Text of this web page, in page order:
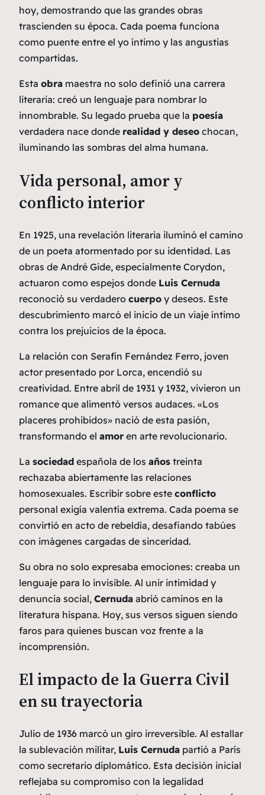
hoy, demostrando que las grandes obras
trascienden su época. Cada poema funciona
como puente entre el yo íntimo y las angustias
compartidas.
Esta obra maestra no solo definió una carrera
literaria: creó un lenguaje para nombrar lo
innombrable. Su legado prueba que la poesía
verdadera nace donde realidad y deseo chocan,
iluminando las sombras del alma humana.
Vida personal, amor y
conflicto interior
En 1925, una revelación literaria iluminó el camino
de un poeta atormentado por su identidad. Las
obras de André Gide, especialmente Corydon,
actuaron como espejos donde Luis Cernuda
reconoció su verdadero cuerpo y deseos. Este
descubrimiento marcó el inicio de un viaje íntimo
contra los prejuicios de la época.
La relación con Serafín Fernández Ferro, joven
actor presentado por Lorca, encendió su
creatividad. Entre abril de 1931 y 1932, vivieron un
romance que alimentó versos audaces. «Los
placeres prohibidos» nació de esta pasión,
transformando el amor en arte revolucionario.
La sociedad española de los años treinta
rechazaba abiertamente las relaciones
homosexuales. Escribir sobre este conflicto
personal exigía valentía extrema. Cada poema se
convirtió en acto de rebeldía, desafiando tabúes
con imágenes cargadas de sinceridad.
Su obra no solo expresaba emociones: creaba un
lenguaje para lo invisible. Al unir intimidad y
denuncia social, Cernuda abrió caminos en la
literatura hispana. Hoy, sus versos siguen siendo
faros para quienes buscan voz frente a la
incomprensión.
El impacto de la Guerra Civil
en su trayectoria
Julio de 1936 marcó un giro irreversible. Al estallar
la sublevación militar, Luis Cernuda partió a París
como secretario diplomático. Esta decisión inicial
reflejaba su compromiso con la legalidad